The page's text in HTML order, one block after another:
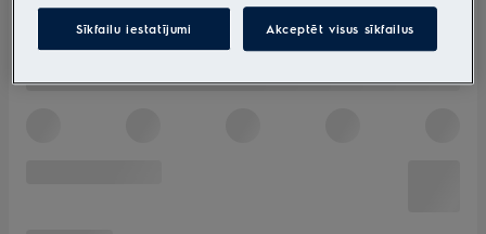
Sīkfailu iestatījumi Akceptēt visus sīkfailus